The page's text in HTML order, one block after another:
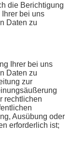
die Berichtigung
bei uns
Daten zu
Ihrer bei uns
Daten zu
zur
rechtlichen
Ausübung oder
erforderlich ist;